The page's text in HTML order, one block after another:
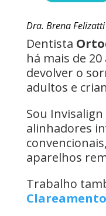
Dra. Brena Felizatti
Dentista
há mais de
devolver o
adultos e
Sou
alinhadores
aparelhos
Trabalho